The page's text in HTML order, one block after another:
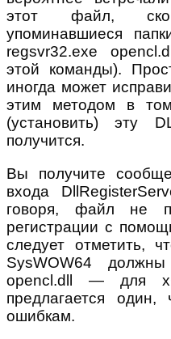
этот файл,
упоминавшиеся
regsvr32.exe
этой команды).
иногда может
этим методом в
(установить) эту
получится.
Вы получите
входа
говоря, файл не
регистрации с
следует отметить,
SysWOW64
opencl.dll — для
предлагается
ошибкам.